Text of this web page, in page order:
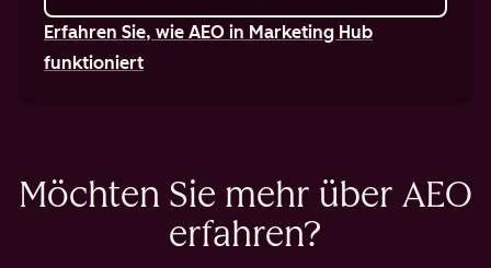
Erfahren Sie, wie AEO in Marketing Hub
funktioniert
Möchten Sie mehr über AEO
erfahren?